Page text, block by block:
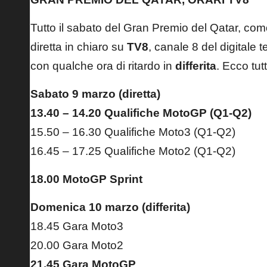
Tutto il sabato del Gran Premio del Qatar,
diretta in chiaro su TV8, canale 8 del digitale
con qualche ora di ritardo in differita. Ecco
Sabato 9 marzo (diretta)
13.40 – 14.20 Qualifiche MotoGP (Q1-Q2)
15.50 – 16.30 Qualifiche Moto3 (Q1-Q2)
16.45 – 17.25 Qualifiche Moto2 (Q1-Q2)
18.00 MotoGP Sprint
Domenica 10 marzo (differita)
18.45 Gara Moto3
20.00 Gara Moto2
21.45 Gara MotoGP